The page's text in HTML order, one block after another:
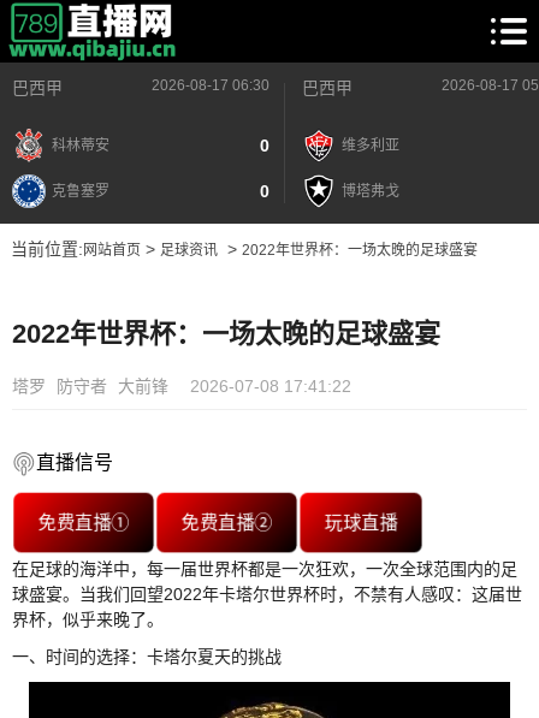
巴西甲 2026-08-17 06:30
科林蒂安 0
克鲁塞罗 0
巴西甲 2026-08-17
维多利亚
博塔弗戈
当前位置: 网站首页> 足球资讯> 2022年世界杯：一场太晚的足球盛宴
2022年世界杯：一场太晚的足球盛宴
塔罗 防守者 大前锋 2026-07-08 17:41:22
直播信号
免费直播① 免费直播② 玩球直播
在足球的海洋中，每一届世界杯都是一次狂欢，一次全球范围内的足
球盛宴。当我们回望2022年卡塔尔世界杯时，不禁有人感叹：这届世
界杯，似乎来晚了。
一、时间的选择：卡塔尔夏天的挑战